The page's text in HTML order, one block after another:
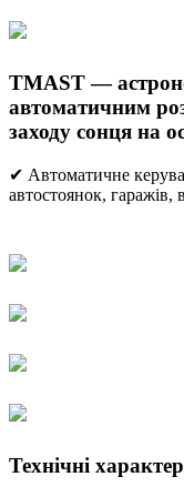
TMAST —
автоматичним
заходу сонця на
✔ Автоматичне
автостоянок, гаражів,
Технічні